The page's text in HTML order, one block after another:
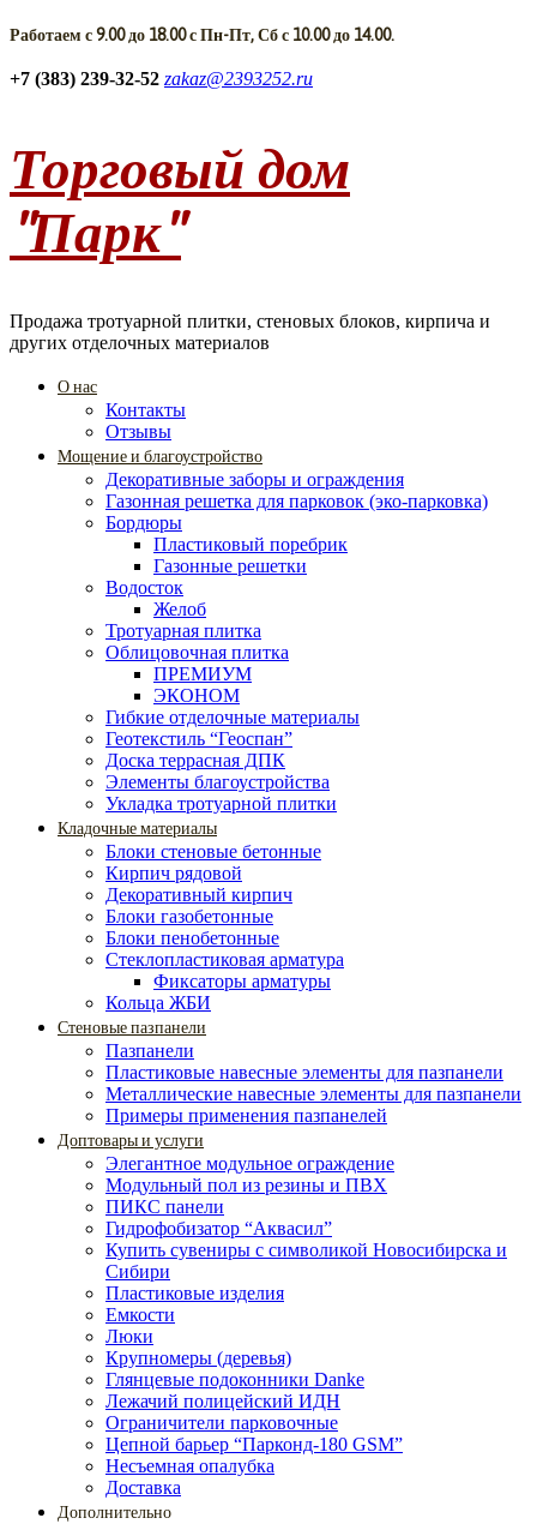
Работаем с 9.00 до 18.00 с Пн-Пт, Сб с 10.00 до 14.00.
+7 (383) 239-32-52 zakaz@2393252.ru
Торговый дом
"Парк"
Продажа тротуарной плитки, стеновых блоков, кирпича и
других отделочных материалов
О нас
Контакты
Отзывы
Мощение и благоустройство
Декоративные заборы и ограждения
Газонная решетка для парковок (эко-парковка)
Бордюры
Пластиковый поребрик
Газонные решетки
Водосток
Желоб
Тротуарная плитка
Облицовочная плитка
ПРЕМИУМ
ЭКОНОМ
Гибкие отделочные материалы
Геотекстиль “Геоспан”
Доска террасная ДПК
Элементы благоустройства
Укладка тротуарной плитки
Кладочные материалы
Блоки стеновые бетонные
Кирпич рядовой
Декоративный кирпич
Блоки газобетонные
Блоки пенобетонные
Стеклопластиковая арматура
Фиксаторы арматуры
Кольца ЖБИ
Стеновые пазпанели
Пазпанели
Пластиковые навесные элементы для пазпанели
Металлические навесные элементы для пазпанели
Примеры применения пазпанелей
Доптовары и услуги
Элегантное модульное ограждение
Модульный пол из резины и ПВХ
ПИКС панели
Гидрофобизатор “Аквасил”
Купить сувениры с символикой Новосибирска и
Сибири
Пластиковые изделия
Емкости
Люки
Крупномеры (деревья)
Глянцевые подоконники Danke
Лежачий полицейский ИДН
Ограничители парковочные
Цепной барьер “Парконд-180 GSM”
Несъемная опалубка
Доставка
Дополнительно